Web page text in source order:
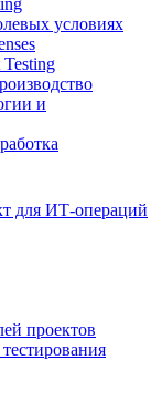
условиях
и
для ИТ-операций
проектов